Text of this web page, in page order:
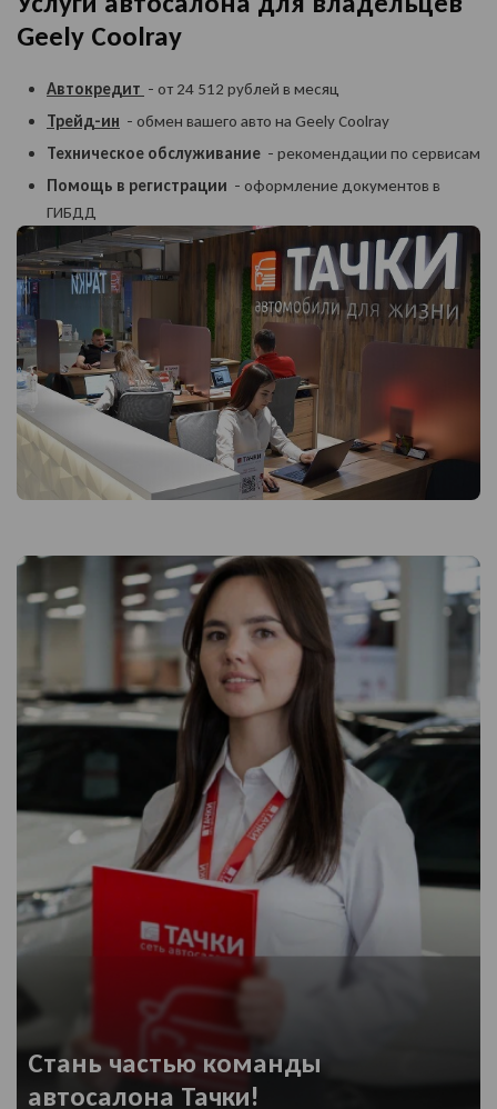
Geely Coolray
Автокредит - от 24 512 рублей в месяц
Трейд-ин - обмен вашего авто на Geely Coolray
Техническое обслуживание - рекомендации по сервисам
Помощь в регистрации - оформление документов в
ГИБДД
Стань частью команды
автосалона Тачки!